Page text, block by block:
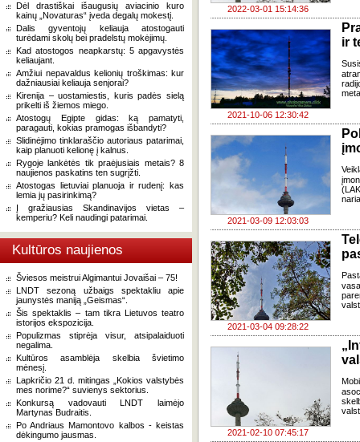
Dėl drastiškai išaugusių aviacinio kuro
kainų „Novaturas“ įveda degalų mokestį.
Dalis gyventojų keliauja atostogauti
turėdami skolų bei pradelstų mokėjimų.
Kad atostogos neapkarstų: 5 apgavystės
keliaujant.
Amžiui nepavaldus kelionių troškimas: kur
dažniausiai keliauja senjorai?
Kirenija – uostamiestis, kuris padės sielą
prikelti iš žiemos miego.
Atostogų Egipte gidas: ką pamatyti,
paragauti, kokias pramogas išbandyti?
Slidinėjimo tinklaraščio autoriaus patarimai,
kaip planuoti kelionę į kalnus.
Rygoje lankėtės tik praėjusiais metais? 8
naujienos paskatins ten sugrįžti.
Atostogas lietuviai planuoja ir rudenį: kas
lemia jų pasirinkimą?
Į gražiausias Skandinavijos vietas –
kemperiu? Keli naudingi patarimai.
Kultūros naujienos
Šviesos meistrui Algimantui Jovaišai – 75!
LNDT sezoną užbaigs spektakliu apie
jaunystės maniją „Geismas“.
Šis spektaklis – tam tikra Lietuvos teatro
istorijos ekspozicija.
Populizmas stiprėja visur, atsipalaiduoti
negalima.
Kultūros asamblėja skelbia švietimo
mėnesį.
Lapkričio 21 d. mitingas „Kokios valstybės
mes norime?“ suvienys sektorius.
Konkursą vadovauti LNDT laimėjo
Martynas Budraitis.
Po Andriaus Mamontovo kalbos - keistas
dėkingumo jausmas.
2022-03-01 15:14:36
2021-10-06 12:30:42
ir
2021-03-09 12:03:03
2021-03-04 09:28:22
2021-02-10 07:45:17